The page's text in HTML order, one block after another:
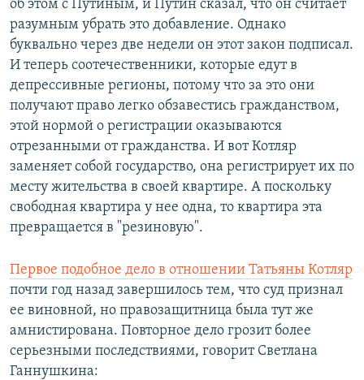
об этом с Путиным, и Путин сказал, что он считает
разумным убрать это добавление. Однако
буквально через две недели он этот закон подписал.
И теперь соотечественники, которые едут в
депрессивные регионы, потому что за это они
получают право легко обзавестись гражданством,
этой нормой о регистрации оказываются
отрезанными от гражданства. И вот Котляр
заменяет собой государство, она регистрирует их по
месту жительства в своей квартире. А поскольку
свободная квартира у нее одна, то квартира эта
превращается в "резиновую".
Первое подобное дело в отношении Татьяны Котляр
почти год назад завершилось тем, что суд признал
ее виновной, но правозащитница была тут же
амнистирована. Повторное дело грозит более
серьезными последствиями, говорит Светлана
Ганнушкина: